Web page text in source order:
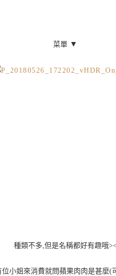
菜單 ▼
種類不多,但是名稱都好有趣哦
位小姐來消費就問蘋果肉肉是甚麼(